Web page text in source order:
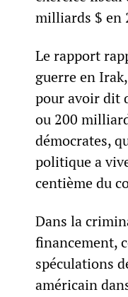
milliards $ en
Le rapport
guerre en
pour avoir dit
ou 200
démocrates,
politique a
centième du
Dans la
financement,
spéculations
américain